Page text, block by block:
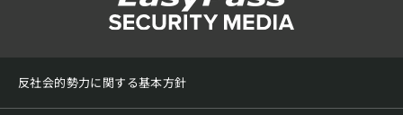
反社会的勢力に関する基本方針